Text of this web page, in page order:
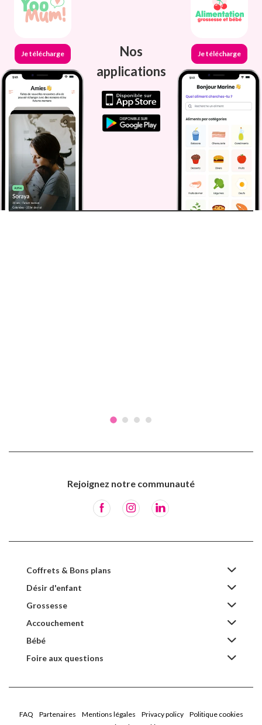
Je télécharge
Nos
applications
Je télécharge
Rejoignez notre communauté
Coffrets & Bons plans
Désir d'enfant
Grossesse
Accouchement
Bébé
Foire aux questions
FAQ Partenaires Mentions légales Privacy policy
Politique cookies